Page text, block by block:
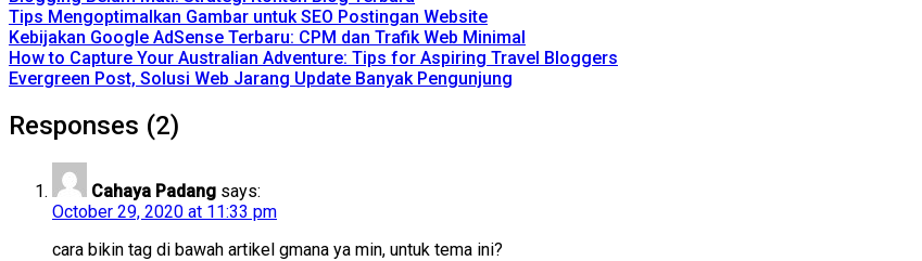
Tips Mengoptimalkan Gambar untuk SEO Postingan Website
Kebijakan Google AdSense Terbaru: CPM dan Trafik Web Minimal
How to Capture Your Australian Adventure: Tips for Aspiring Travel Bloggers
Evergreen Post, Solusi Web Jarang Update Banyak Pengunjung
Responses (2)
Cahaya Padang says:
October 29, 2020 at 11:33 pm
cara bikin tag di bawah artikel gmana ya min, untuk tema ini?